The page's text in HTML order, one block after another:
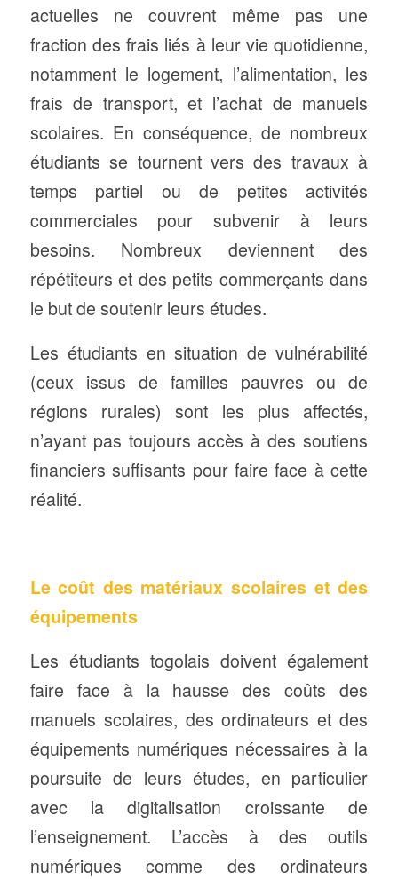
actuelles ne couvrent même pas une
fraction des frais liés à leur vie quotidienne,
notamment le logement, l’alimentation, les
frais de transport, et l’achat de manuels
scolaires. En conséquence, de nombreux
étudiants se tournent vers des travaux à
temps partiel ou de petites activités
commerciales pour subvenir à leurs
besoins. Nombreux deviennent des
répétiteurs et des petits commerçants dans
le but de soutenir leurs études.
Les étudiants en situation de vulnérabilité
(ceux issus de familles pauvres ou de
régions rurales) sont les plus affectés,
n’ayant pas toujours accès à des soutiens
financiers suffisants pour faire face à cette
réalité.
Le coût des matériaux scolaires et des
équipements
Les étudiants togolais doivent également
faire face à la hausse des coûts des
manuels scolaires, des ordinateurs et des
équipements numériques nécessaires à la
poursuite de leurs études, en particulier
avec la digitalisation croissante de
l’enseignement. L’accès à des outils
numériques comme des ordinateurs